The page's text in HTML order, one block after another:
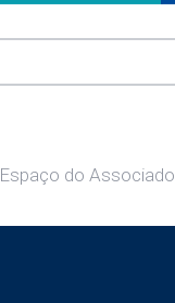
Espaço do Associado